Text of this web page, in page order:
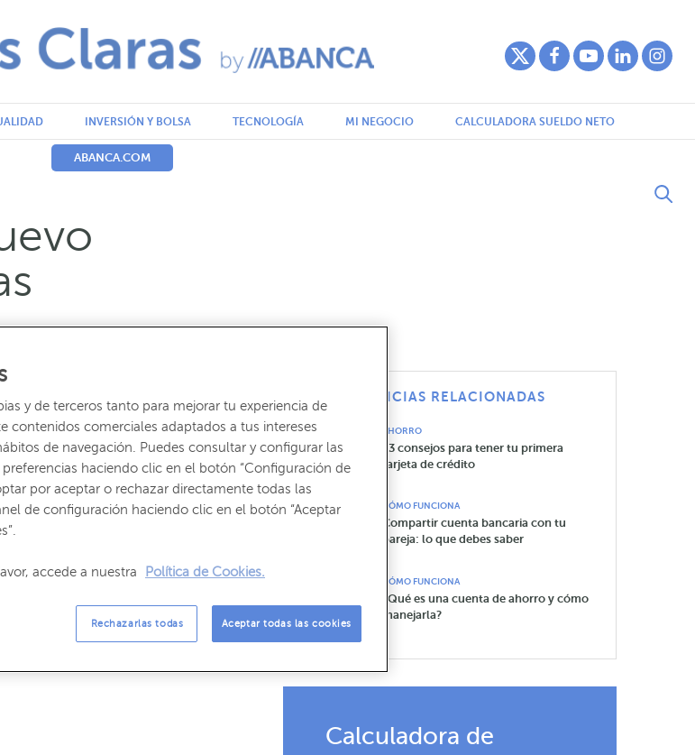
INVERSIÓN Y BOLSA TECNOLOGÍA MI NEGOCIO CALCULADORA SUELDO NETO
ABANCA.COM
NOTICIAS RELACIONADAS
AHORRO
13 consejos para tener tu primera
tarjeta de crédito
CÓMO FUNCIONA
Compartir cuenta bancaria con tu
pareja: lo que debes saber
CÓMO FUNCIONA
¿Qué es una cuenta de ahorro y cómo
manejarla?
Calculadora de
y de terceros tanto para mejorar tu experiencia de
contenidos comerciales adaptados a tus intereses
de navegación. Puedes consultar y configurar las
haciendo clic en el botón “Configuración de
por aceptar o rechazar directamente todas las
de configuración haciendo clic en el botón “Aceptar
accede a nuestra Política de Cookies.
Rechazarlas todas Aceptar todas las cookies